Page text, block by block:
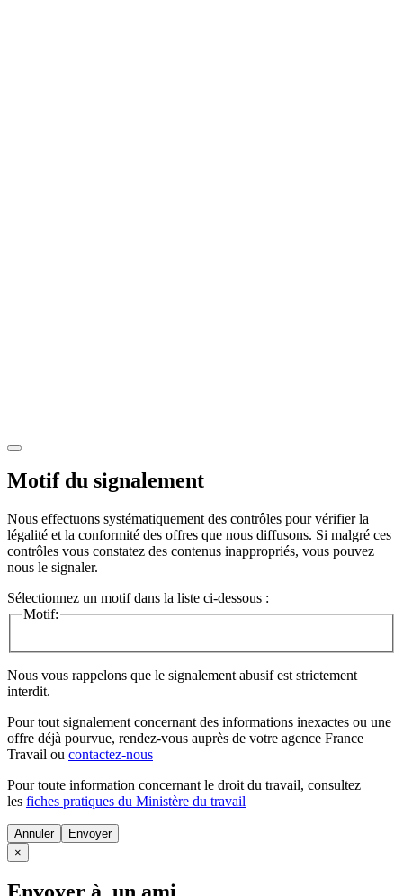
Motif du signalement
Nous effectuons systématiquement des contrôles pour vérifier la
légalité et la conformité des offres que nous diffusons. Si malgré ces
contrôles vous constatez des contenus inappropriés, vous pouvez
nous le signaler.
Sélectionnez un motif dans la liste ci-dessous :
Motif:
Nous vous rappelons que le signalement abusif est strictement
interdit.
Pour tout signalement concernant des informations inexactes ou une
offre déjà pourvue, rendez-vous auprès de votre agence France
Travail ou contactez-nous
Pour toute information concernant le droit du travail, consultez
les fiches pratiques du Ministère du travail
Annuler
×